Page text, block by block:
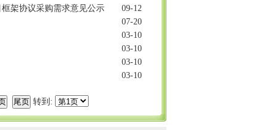
架协议采购需求意见公示
09-12
07-20
03-10
03-10
03-10
03-10
转到: